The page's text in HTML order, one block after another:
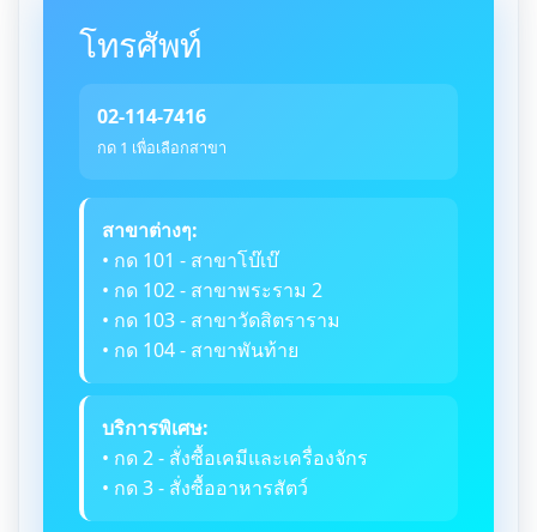
โทรศัพท์
02-114-7416
กด 1 เพื่อเลือกสาขา
สาขาต่างๆ:
• กด 101 - สาขาโบ๊เบ๊
• กด 102 - สาขาพระราม 2
• กด 103 - สาขาวัดสิตราราม
• กด 104 - สาขาพันท้าย
บริการพิเศษ:
• กด 2 - สั่งซื้อเคมีและเครื่องจักร
• กด 3 - สั่งซื้ออาหารสัตว์